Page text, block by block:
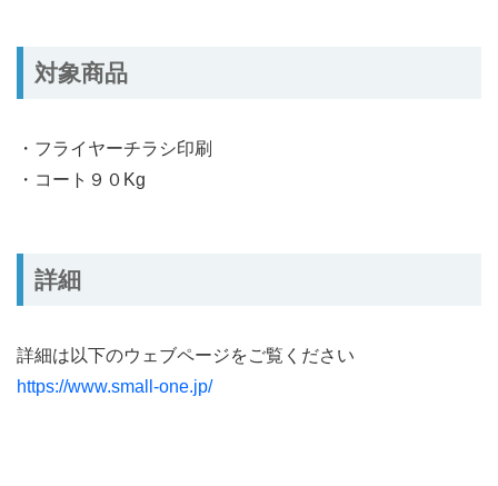
対象商品
・フライヤーチラシ印刷
・コート９０Kg
詳細
詳細は以下のウェブページをご覧ください
https://www.small-one.jp/